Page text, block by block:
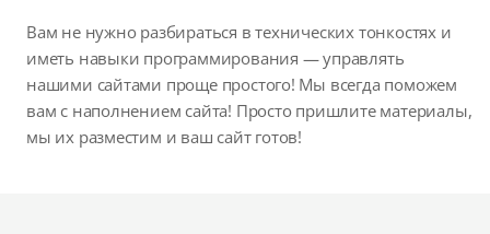
Вам не нужно разбираться в технических тонкостях и
иметь навыки программирования — управлять
нашими сайтами проще простого! Мы всегда поможем
вам с наполнением сайта! Просто пришлите материалы,
мы их разместим и ваш сайт готов!